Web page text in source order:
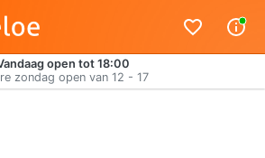
open tot 18:00
zondag open van 12 - 17